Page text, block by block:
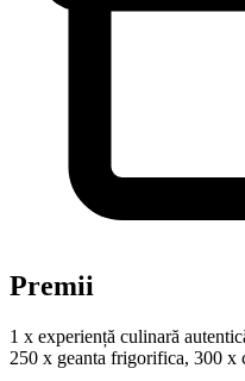
Premii
1 x experiență culinară
250 x geanta frigorifica, 300